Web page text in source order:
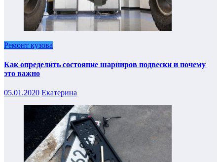
Ремонт кузова
Как определить состояние шарниров подвески и почему
это важно
05.01.2020 Екатерина